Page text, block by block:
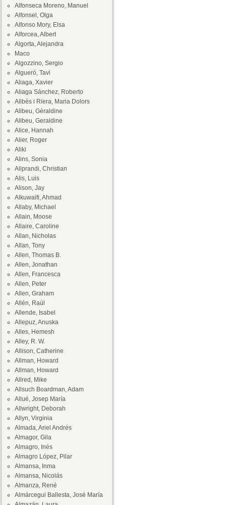
Alfonseca Moreno, Manuel
Alfonsel, Olga
Alfonso Mory, Elsa
Alforcea, Albert
Algorta, Alejandra
Maco
Algozzino, Sergio
Algueró, Tavi
Aliaga, Xavier
Aliaga Sánchez, Roberto
Alibés i Riera, Maria Dolors
Alibeu, Géraldine
Alibeu, Geraldine
Alice, Hannah
Alier, Roger
Aliki
Alins, Sonia
Aliprandi, Christian
Alis, Luis
Alison, Jay
Alkuwaifi, Ahmad
Allaby, Michael
Allain, Moose
Allaire, Caroline
Allan, Nicholas
Allan, Tony
Allen, Thomas B.
Allen, Jonathan
Allen, Francesca
Allen, Peter
Allen, Graham
Allén, Raúl
Allende, Isabel
Allepuz, Anuska
Alles, Hemesh
Alley, R. W.
Allison, Catherine
Allman, Howard
Allman, Howard
Allred, Mike
Allsuch Boardman, Adam
Allué, Josep María
Allwright, Deborah
Allyn, Virginia
Almada, Ariel Andrés
Almagor, Gila
Almagro, Inés
Almagro López, Pilar
Almansa, Inma
Almansa, Nicolás
Almanza, René
Almárcegui Ballesta, José María